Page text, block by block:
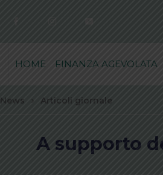
HOME FINANZA AGEVOLATA
News Articoli giornale
A supporto